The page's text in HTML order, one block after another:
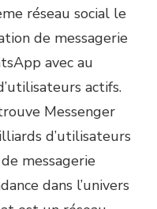
réseau social le
de messagerie
avec au
actifs.
Messenger
d’utilisateurs
messagerie
dans l’univers